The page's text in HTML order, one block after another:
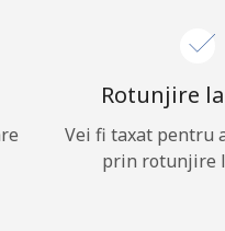
Rotunjire
Vei fi taxat pentru
prin rotunjire